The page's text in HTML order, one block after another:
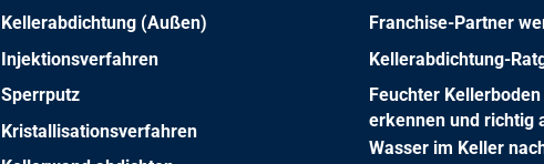
Kellerabdichtung (Außen)
Injektionsverfahren
Sperrputz
Kristallisationsverfahren
Franchise-Partner
Kellerabdichtung-
Feuchter
erkennen und richtig
Wasser im Keller